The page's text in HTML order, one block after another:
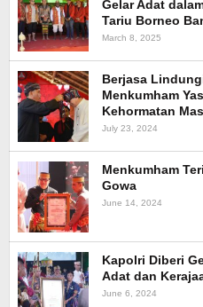
Gelar Adat
Tariu Borneo
March 8, 2025
Berjasa
Menkumham
Kehormatan
July 23, 2024
Menkumham
Gowa
June 14, 2024
Kapolri Diberi
Adat dan
June 6, 2024